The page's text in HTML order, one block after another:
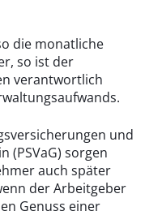
die monatliche
so ist der
verantwortlich
und
(PSVaG) sorgen
auch später
der Arbeitgeber
Genuss einer